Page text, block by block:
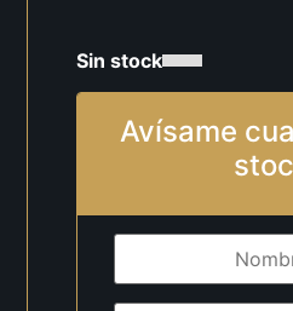
Sin stock
Avísame